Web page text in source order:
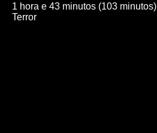
1 hora e 43 minutos (103 minutos)
Terror